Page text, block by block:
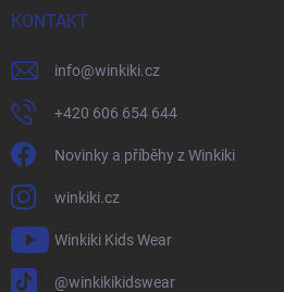
KONTAKT
info@winkiki.cz
+420 606 654 644
Novinky a příběhy z Winkiki
winkiki.cz
Winkiki Kids Wear
@winkikikidswear